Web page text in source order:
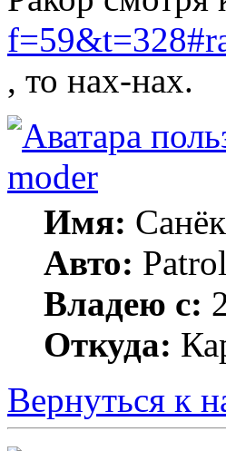
, то нах-нах.
moder
Имя: Санёк
Авто:
Владею с:
Откуда:
Вернуться к